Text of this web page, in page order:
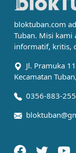
bloktuban.com
Tuban. Misi kami
informatif, kritis,
Jl. Pramuka
Kecamatan
0356-883-